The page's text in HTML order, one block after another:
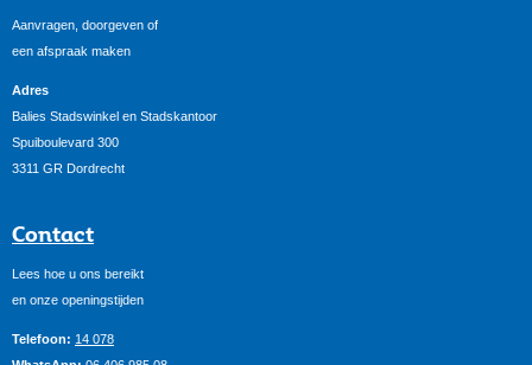
Aanvragen, doorgeven of
een afspraak maken
Adres
Balies Stadswinkel en Stadskantoor
Spuiboulevard 300
3311 GR Dordrecht
Contact
Lees hoe u ons bereikt
en onze openingstijden
Telefoon: 14 078